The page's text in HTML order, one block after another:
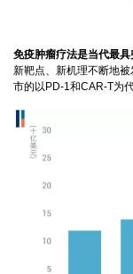
免疫肿瘤疗法是当代最具
新靶点、新机理不断地
市的以PD-1和CAR-T为